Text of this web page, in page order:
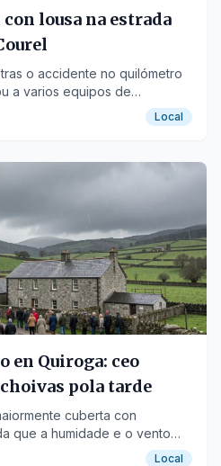
lousa na estrada
o accidente no quilómetro
a varios equipos de
Local
en Quiroga: ceo
pola tarde
cuberta con
que a humidade e o vento
Local